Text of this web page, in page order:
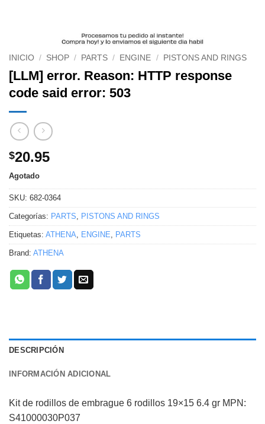
INICIO / SHOP / PARTS / ENGINE / PISTONS AND RINGS
[LLM] error. Reason: HTTP response
code said error: 503
$20.95
Agotado
SKU: 682-0364
Categorías: PARTS, PISTONS AND RINGS
Etiquetas: ATHENA, ENGINE, PARTS
Brand: ATHENA
DESCRIPCIÓN
INFORMACIÓN ADICIONAL
Kit de rodillos de embrague 6 rodillos 19×15 6.4 gr MPN:
S41000030P037